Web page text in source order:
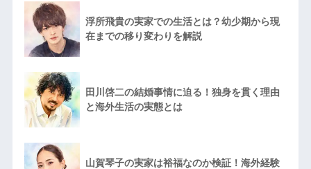
浮所飛貴の実家での生活とは？幼少期から現
在までの移り変わりを解説
田川啓二の結婚事情に迫る！独身を貫く理由
と海外生活の実態とは
山賀琴子の実家は裕福なのか検証！海外経験